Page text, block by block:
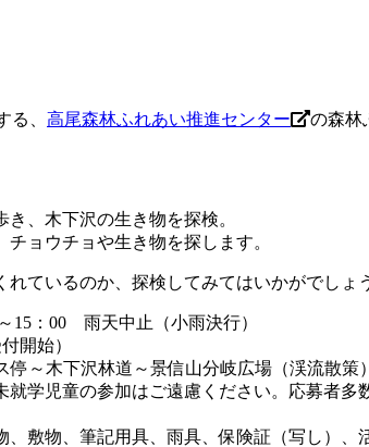
る、 高尾森林ふれあい推進センター の森林
、木下沢の生き物を探検。
ョウチョや生き物を探します。
ているのか、探検してみてはいかがでしょ
15：00 雨天中止（小雨決行）
開始）
停～木下沢林道～景信山分岐広場（渓流散
学児童の参加はご遠慮ください。応募者多
、敷物、筆記用具、雨具、保険証（写し）